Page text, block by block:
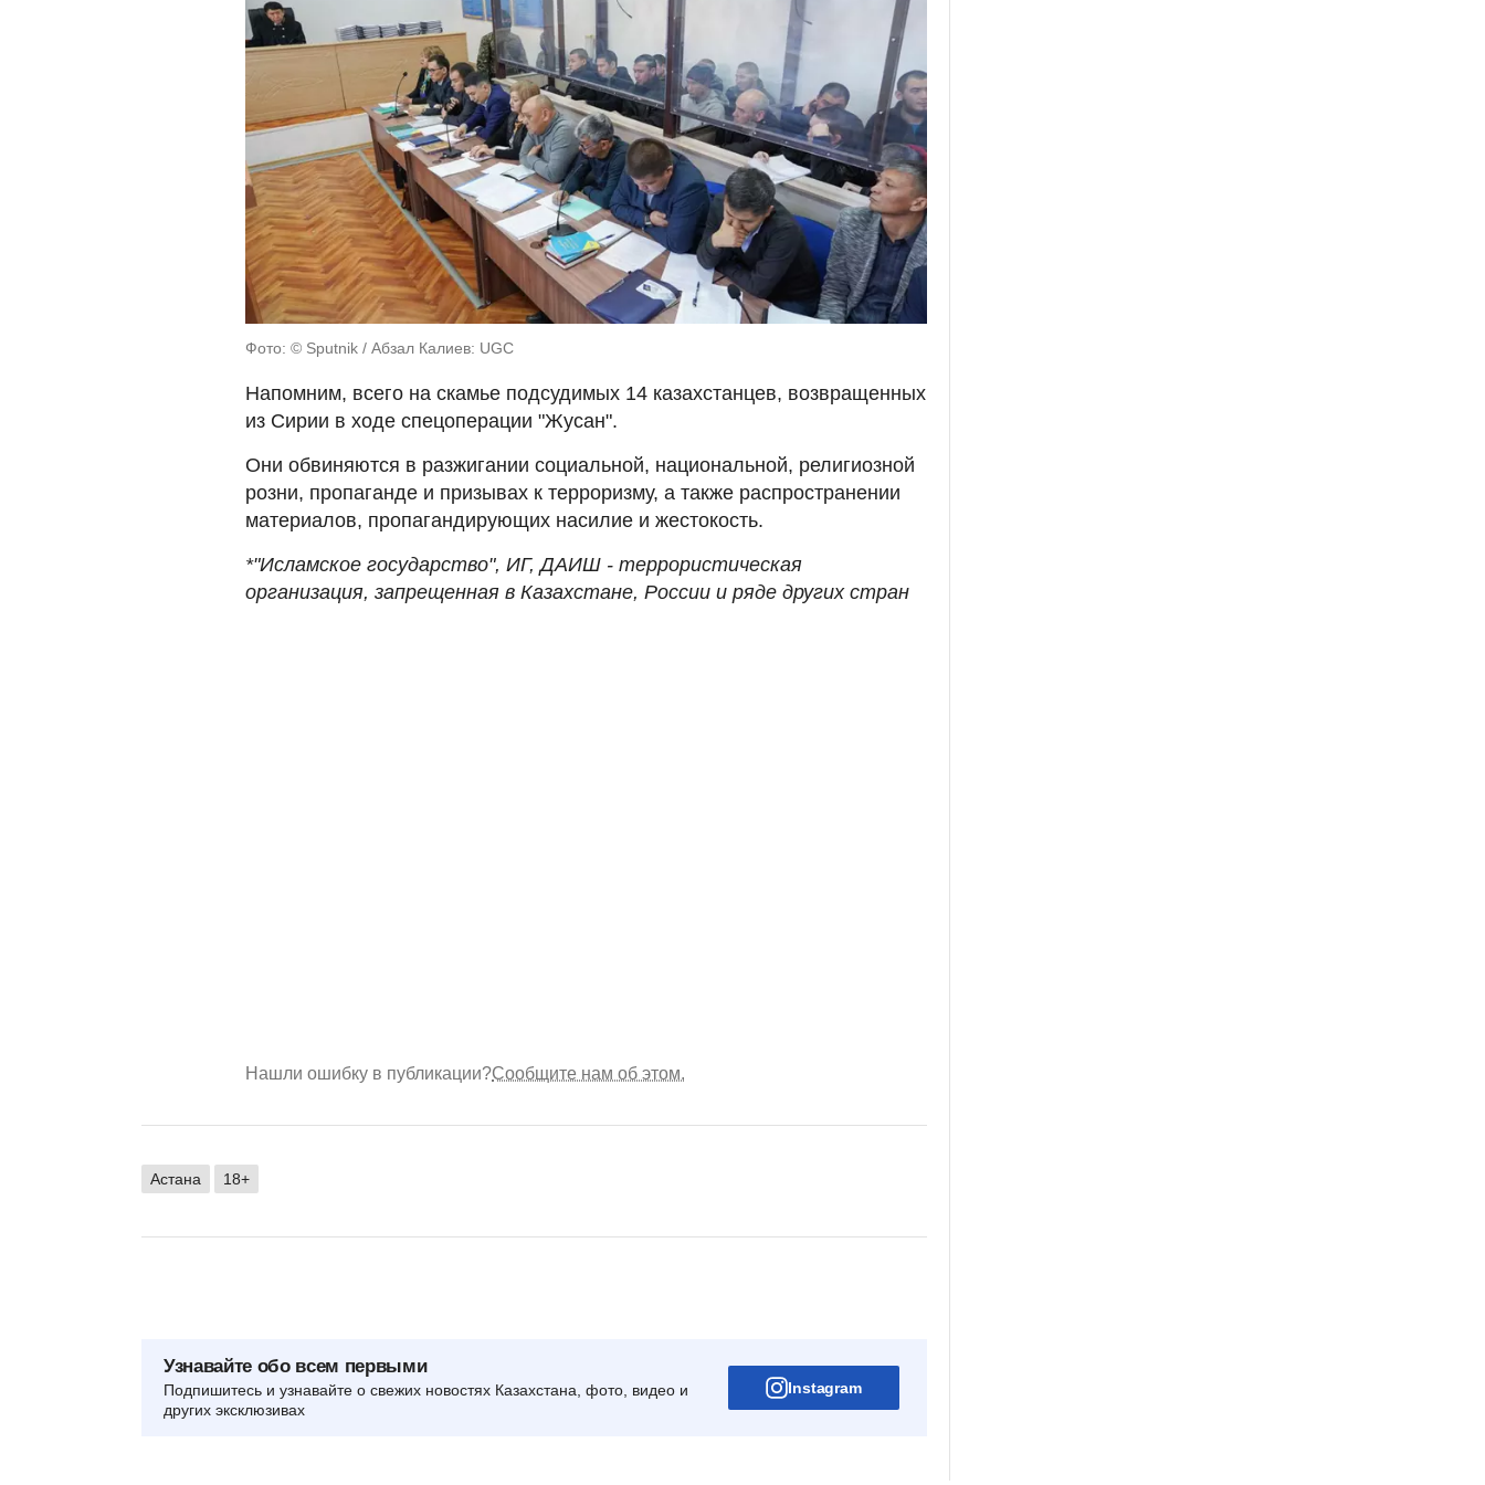
Фото: © Sputnik / Абзал Калиев: UGC
Напомним, всего на скамье подсудимых 14 казахстанцев, возвращенных
из Сирии в ходе спецоперации "Жусан".
Они обвиняются в разжигании социальной, национальной, религиозной
розни, пропаганде и призывах к терроризму, а также распространении
материалов, пропагандирующих насилие и жестокость.
*"Исламское государство", ИГ, ДАИШ - террористическая
организация, запрещенная в Казахстане, России и ряде других стран
Нашли ошибку в публикации?Сообщите нам об этом.
Астана 18+
Узнавайте обо всем первыми
Подпишитесь и узнавайте о свежих новостях Казахстана, фото, видео и
других эксклюзивах
Instagram